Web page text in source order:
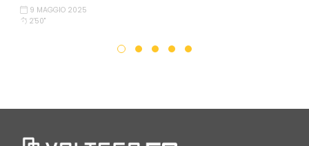
9 MAGGIO 2025
2'50''